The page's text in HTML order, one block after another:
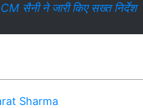
CM सैनी ने जारी किए सख्त निर्देश
Sharma